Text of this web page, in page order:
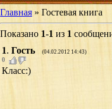
Главная » Гостевая книга
Показано 1-1 из 1
1. Гость (04.02.2012 14:43)
0
Класс:)